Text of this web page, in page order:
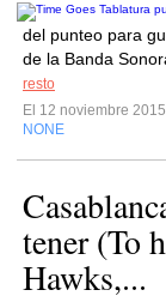
del punteo para
de la Banda
resto
El 12 noviembre
NONE
tener (To
Hawks,...